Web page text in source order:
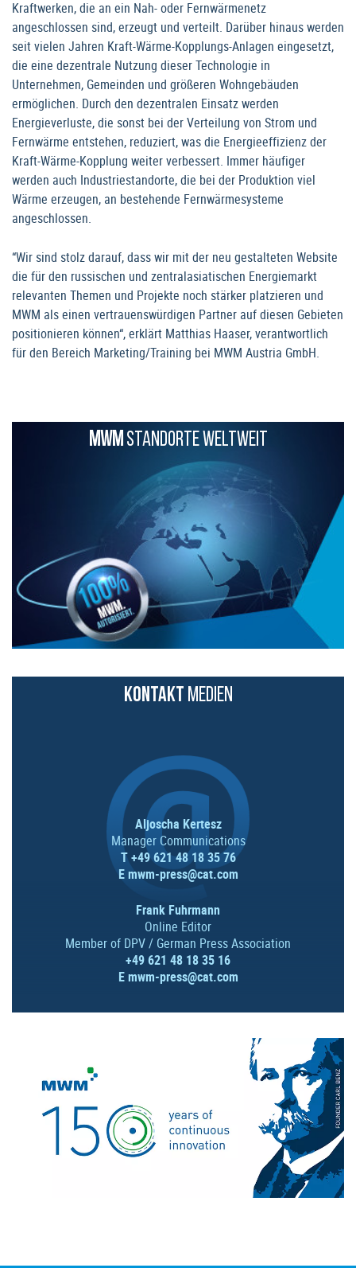
Kraftwerken, die an ein Nah- oder Fernwärmenetz
angeschlossen sind, erzeugt und verteilt. Darüber hinaus werden
seit vielen Jahren Kraft-Wärme-Kopplungs-Anlagen eingesetzt,
die eine dezentrale Nutzung dieser Technologie in
Unternehmen, Gemeinden und größeren Wohngebäuden
ermöglichen. Durch den dezentralen Einsatz werden
Energieverluste, die sonst bei der Verteilung von Strom und
Fernwärme entstehen, reduziert, was die Energieeffizienz der
Kraft-Wärme-Kopplung weiter verbessert. Immer häufiger
werden auch Industriestandorte, die bei der Produktion viel
Wärme erzeugen, an bestehende Fernwärmesysteme
angeschlossen.
“Wir sind stolz darauf, dass wir mit der neu gestalteten Website
die für den russischen und zentralasiatischen Energiemarkt
relevanten Themen und Projekte noch stärker platzieren und
MWM als einen vertrauenswürdigen Partner auf diesen Gebieten
positionieren können“, erklärt Matthias Haaser, verantwortlich
für den Bereich Marketing/Training bei MWM Austria GmbH.
MWMSTANDORTE WELTWEIT
KONTAKT MEDIEN
Aljoscha Kertesz
Manager Communications
T +49 621 48 18 35 76
Emwm-press@cat.com
Frank Fuhrmann
Online Editor
Member of DPV / German Press Association
+49 621 48 18 35 16
Emwm-press@cat.com